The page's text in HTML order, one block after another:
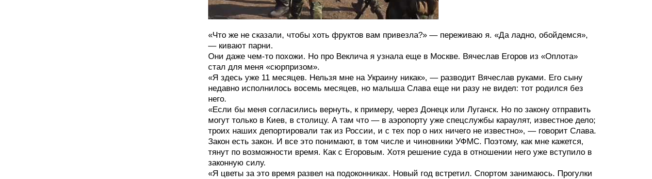
«Что же не сказали, чтобы хоть фруктов вам привезла?» — переживаю я. «Да ладно, обойдемся»,
— кивают парни.
Они даже чем-то похожи. Но про Веклича я узнала еще в Москве. Вячеслав Егоров из «Оплота»
стал для меня «сюрпризом».
«Я здесь уже 11 месяцев. Нельзя мне на Украину никак», — разводит Вячеслав руками. Его сыну
недавно исполнилось восемь месяцев, но малыша Слава еще ни разу не видел: тот родился без
него.
«Если бы меня согласились вернуть, к примеру, через Донецк или Луганск. Но по закону отправить
могут только в Киев, в столицу. А там что — в аэропорту уже спецслужбы караулят, известное дело;
троих наших депортировали так из России, и с тех пор о них ничего не известно», — говорит Слава.
Закон есть закон. И все это понимают, в том числе и чиновники УФМС. Поэтому, как мне кажется,
тянут по возможности время. Как с Егоровым. Хотя решение суда в отношении него уже вступило в
законную силу.
«Я цветы за это время развел на подоконниках. Новый год встретил. Спортом занимаюсь. Прогулки